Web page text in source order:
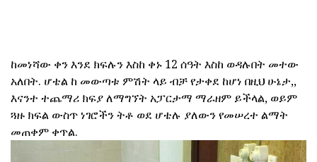
ከመነሻው ቀን እንደ ክፍሉን እስከ ቀኑ 12 ሰዓት እስከ ወዳሉበት መተው
አለበት. ሆቴል ከ መውጣቱ ምሽት ላይ ብቻ የታቀደ ከሆነ በዚህ ሁኔታ,,
እናንተ ተጨማሪ ክፍያ ለማግኘት አፓርታማ ማራዘም ይችላል, ወይም
ጓዙ ክፍል ውስጥ ነገሮችን ትቶ ወደ ሆቴሉ ያለውን የመሠረተ ልማት
መጠቀም ቀጥል.